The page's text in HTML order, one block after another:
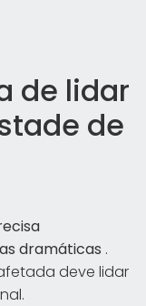
de lidar
de
dramáticas .
deve lidar